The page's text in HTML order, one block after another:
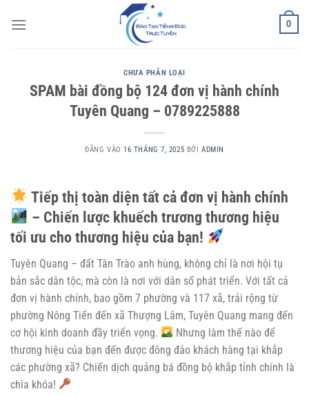
qua
0
CHƯA PHÂN LOẠI
SPAM bài đồng bộ 124 đơn vị hành chính
Tuyên Quang – 0789225888
ĐĂNG VÀO16 THÁNG 7, 2025 BỞI ADMIN
Tiếp thị toàn diện tất cả đơn vị hành chính
– Chiến lược khuếch trương thương hiệu
tối ưu cho thương hiệu của bạn!
Tuyên Quang – đất Tân Trào anh hùng, không chỉ là nơi hội tụ
bản sắc dân tộc, mà còn là nơi với dân số phát triển. Với tất cả
đơn vị hành chính, bao gồm 7 phường và 117 xã, trải rộng từ
phường Nông Tiến đến xã Thượng Lâm, Tuyên Quang mang đến
cơ hội kinh doanh đầy triển vọng.
Nhưng làm thế nào để
thương hiệu của bạn đến được đông đảo khách hàng tại khắp
các phường xã? Chiến dịch quảng bá đồng bộ khắp tỉnh chính là
chìa khóa!